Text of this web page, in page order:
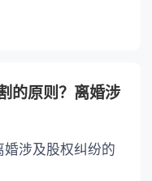
的原则？离婚涉
涉及股权纠纷的